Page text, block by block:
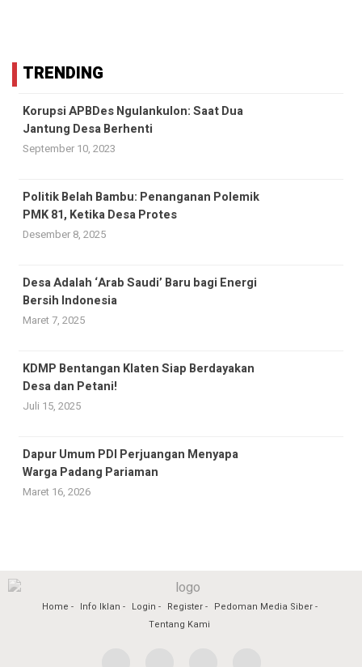
TRENDING
Korupsi APBDes Ngulankulon: Saat Dua
Jantung Desa Berhenti
September 10, 2023
Politik Belah Bambu: Penanganan Polemik
PMK 81, Ketika Desa Protes
Desember 8, 2025
Desa Adalah ‘Arab Saudi’ Baru bagi Energi
Bersih Indonesia
Maret 7, 2025
KDMP Bentangan Klaten Siap Berdayakan
Desa dan Petani!
Juli 15, 2025
Dapur Umum PDI Perjuangan Menyapa
Warga Padang Pariaman
Maret 16, 2026
Home Info Iklan Login Register
Pedoman Media Siber
Tentang Kami